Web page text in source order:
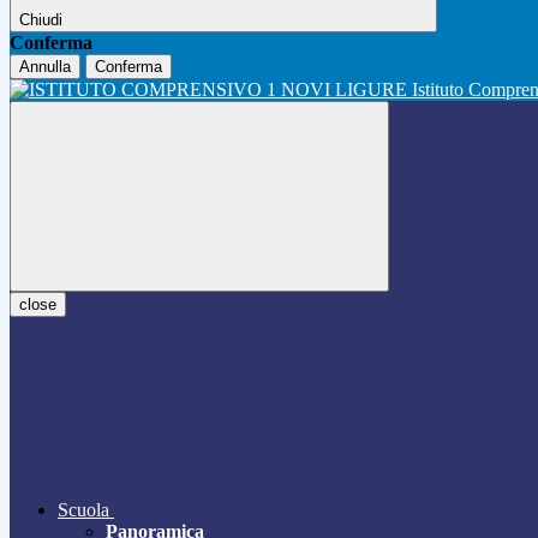
Chiudi
Conferma
Annulla Conferma
Istituto
close
Scuola
Panoramica